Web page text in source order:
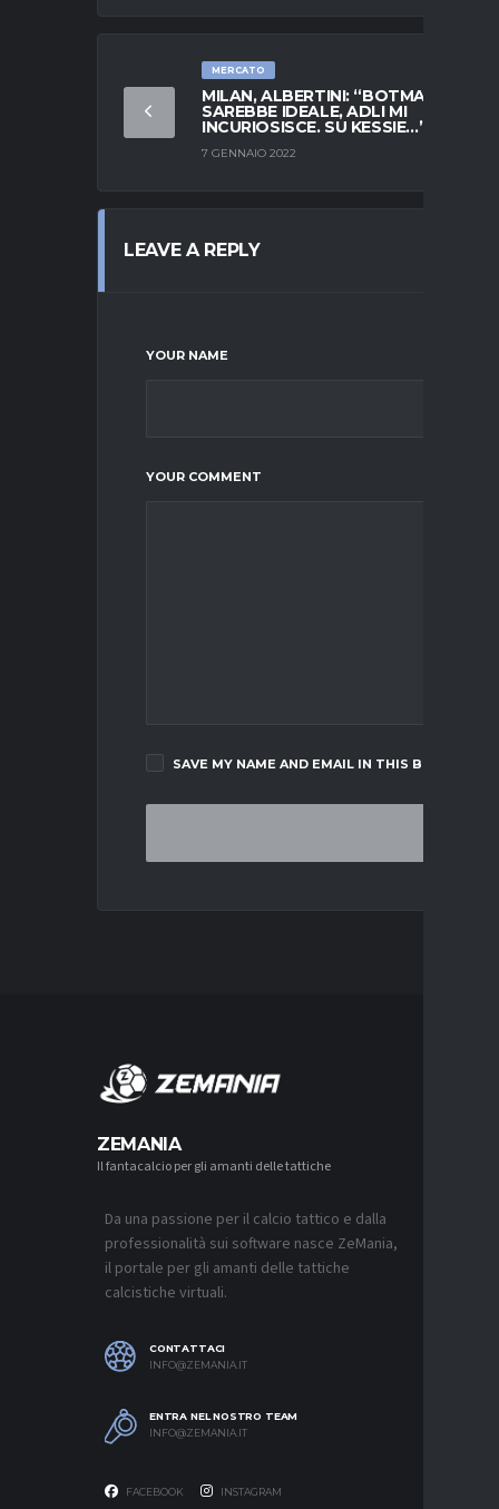
MERCATO
MILAN, ALBERTINI: “BOTMAN
SAREBBE IDEALE, ADLI MI
INCURIOSISCE. SU KESSIE…”
7 GENNAIO 2022
LEAVE A REPLY
YOUR NAME
YOUR COMMENT
SAVE MY NAME AND EMAIL IN THIS BROWSER
ZEMANIA
Il fantacalcio per gli amanti delle tattiche
Da una passione per il calcio tattico e dalla
professionalità sui software nasce ZeMania,
il portale per gli amanti delle tattiche
calcistiche virtuali.
CONTATTACI
INFO@ZEMANIA.IT
ENTRA NEL NOSTRO TEAM
INFO@ZEMANIA.IT
FACEBOOK INSTAGRAM